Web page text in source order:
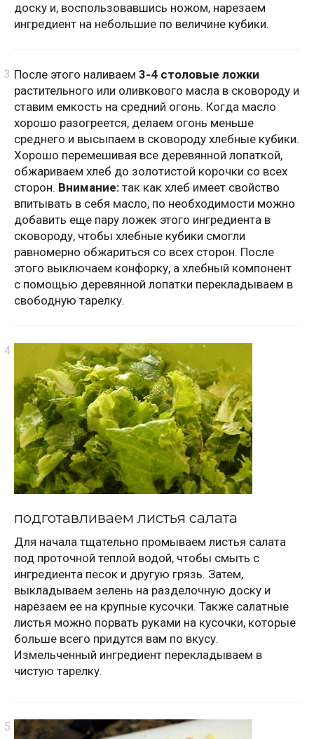
доску и, воспользовавшись ножом, нарезаем
ингредиент на небольшие по величине кубики.
После этого наливаем 3-4 столовые ложки
растительного или оливкового масла в сковороду и
ставим емкость на средний огонь. Когда масло
хорошо разогреется, делаем огонь меньше
среднего и высыпаем в сковороду хлебные кубики.
Хорошо перемешивая все деревянной лопаткой,
обжариваем хлеб до золотистой корочки со всех
сторон. Внимание: так как хлеб имеет свойство
впитывать в себя масло, по необходимости можно
добавить еще пару ложек этого ингредиента в
сковороду, чтобы хлебные кубики смогли
равномерно обжариться со всех сторон. После
этого выключаем конфорку, а хлебный компонент
с помощью деревянной лопатки перекладываем в
свободную тарелку.
подготавливаем листья салата
Для начала тщательно промываем листья салата
под проточной теплой водой, чтобы смыть с
ингредиента песок и другую грязь. Затем,
выкладываем зелень на разделочную доску и
нарезаем ее на крупные кусочки. Также салатные
листья можно порвать руками на кусочки, которые
больше всего придутся вам по вкусу.
Измельченный ингредиент перекладываем в
чистую тарелку.